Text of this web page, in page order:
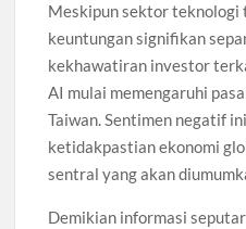
Meskipun sektor teknologi
keuntungan signifikan
kekhawatiran investor
AI mulai memengaruhi
Taiwan. Sentimen negatif
ketidakpastian ekonomi
sentral yang akan
Demikian informasi